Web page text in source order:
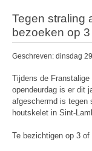
Tegen straling
bezoeken op
Geschreven: dinsdag
Tijdens de
opendeurdag is er dit
afgeschermd is tegen
houtskelet in Sint-
Te bezichtigen op 3